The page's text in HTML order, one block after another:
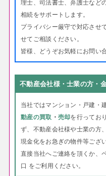
理士、司法書士、弁護士など
相続をサポートします。
プライバシー厳守で対応させ
せてご相談ください。
皆様、どうぞお気軽にお問い
不動産会社様・士業の方・
当社ではマンション・戸建・
動産の買取 ・ 売却を行ってお
ず、不動産会社様や士業の方
現金化をお急ぎの物件等ござ
直接当社へご連絡を頂くか、
口 をご利用ください。